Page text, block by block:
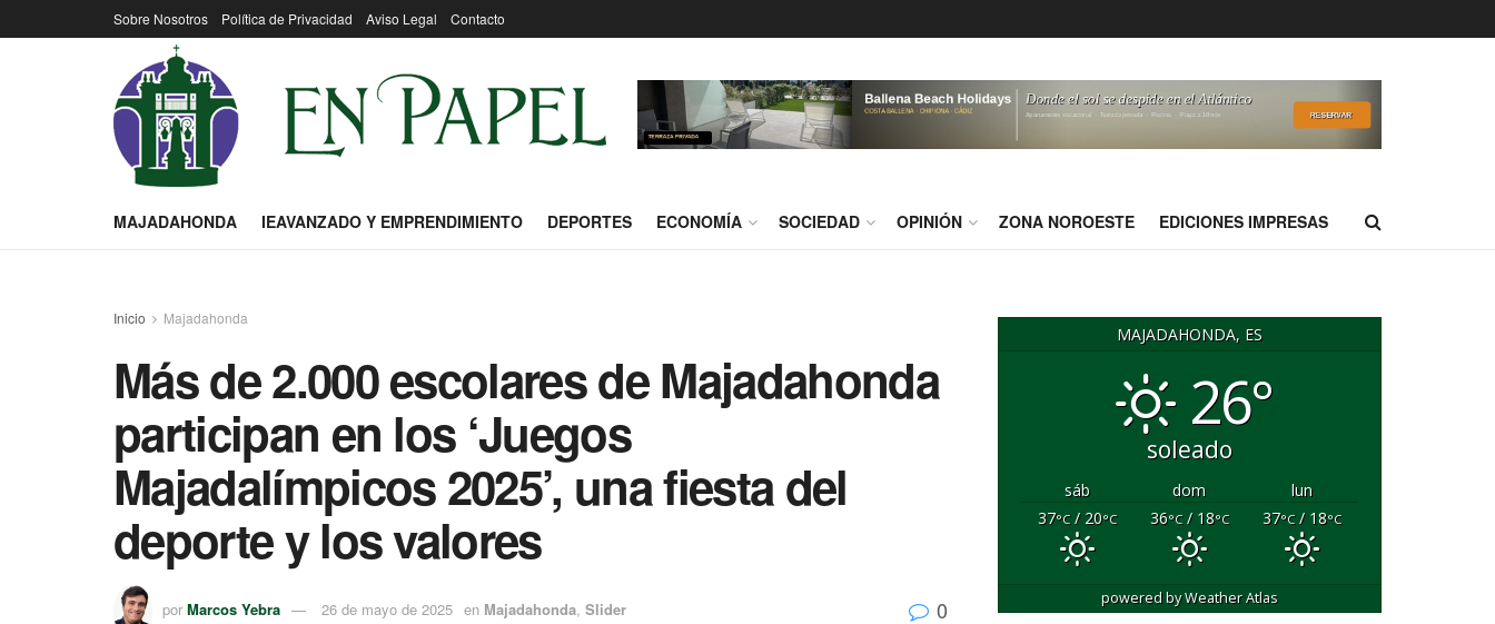
Sobre Nosotros Política de Privacidad Aviso Legal Contacto
MAJADAHONDA IEAVANZADO Y EMPRENDIMIENTO DEPORTES ECONOMÍA SOCIEDAD OPINIÓN ZONA NOROESTE EDICIONES IMPRESAS
Inicio Majadahonda
Más de 2.000 escolares de Majadahonda
participan en los ‘Juegos
Majadalímpicos 2025’, una fiesta del
deporte y los valores
por Marcos Yebra 26 de mayo de 2025 en Majadahonda, Slider 0
MAJADAHONDA, ES
26°
soleado
sáb dom
lun
37°C/ 20°C 36°C/ 18°C 37°C/ 18°C
powered byWeather Atlas